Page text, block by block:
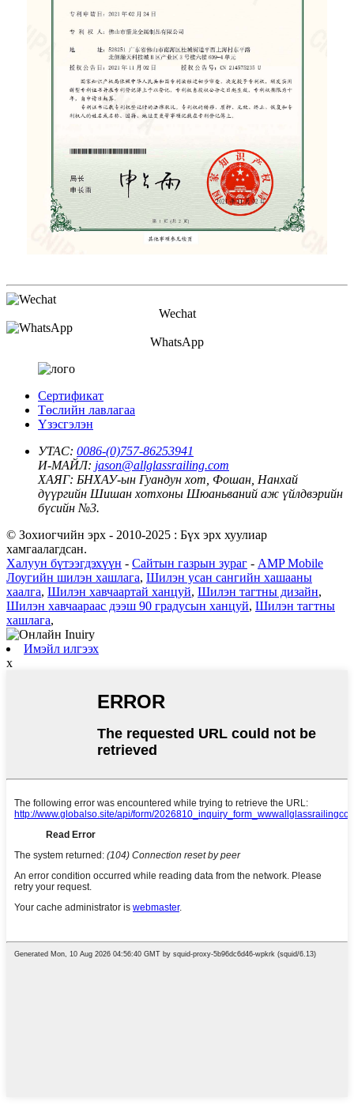
Wechat
WhatsApp
Сертификат
Төслийн лавлагаа
Үзэсгэлэн
УТАС: 0086-(0)757-86253941
И-МАЙЛ: jason@allglassrailing.com
ХАЯГ: БНХАУ-ын Гуандун хот, Фошан, Нанхай
дүүргийн Шишан хотхоны Шюаньваний аж үйлдвэрийн
бүсийн №3.
© Зохиогчийн эрх - 2010-2025 : Бүх эрх хуулиар
хамгаалагдсан.
Халуун бүтээгдэхүүн - Сайтын газрын зураг - AMP Mobile
Лоугийн шилэн хашлага, Шилэн усан сангийн хашааны
хаалга, Шилэн хавчаартай ханцуй, Шилэн тагтны дизайн,
Шилэн хавчаараас дээш 90 градусын ханцуй, Шилэн тагтны
хашлага,
Имэйл илгээх
x